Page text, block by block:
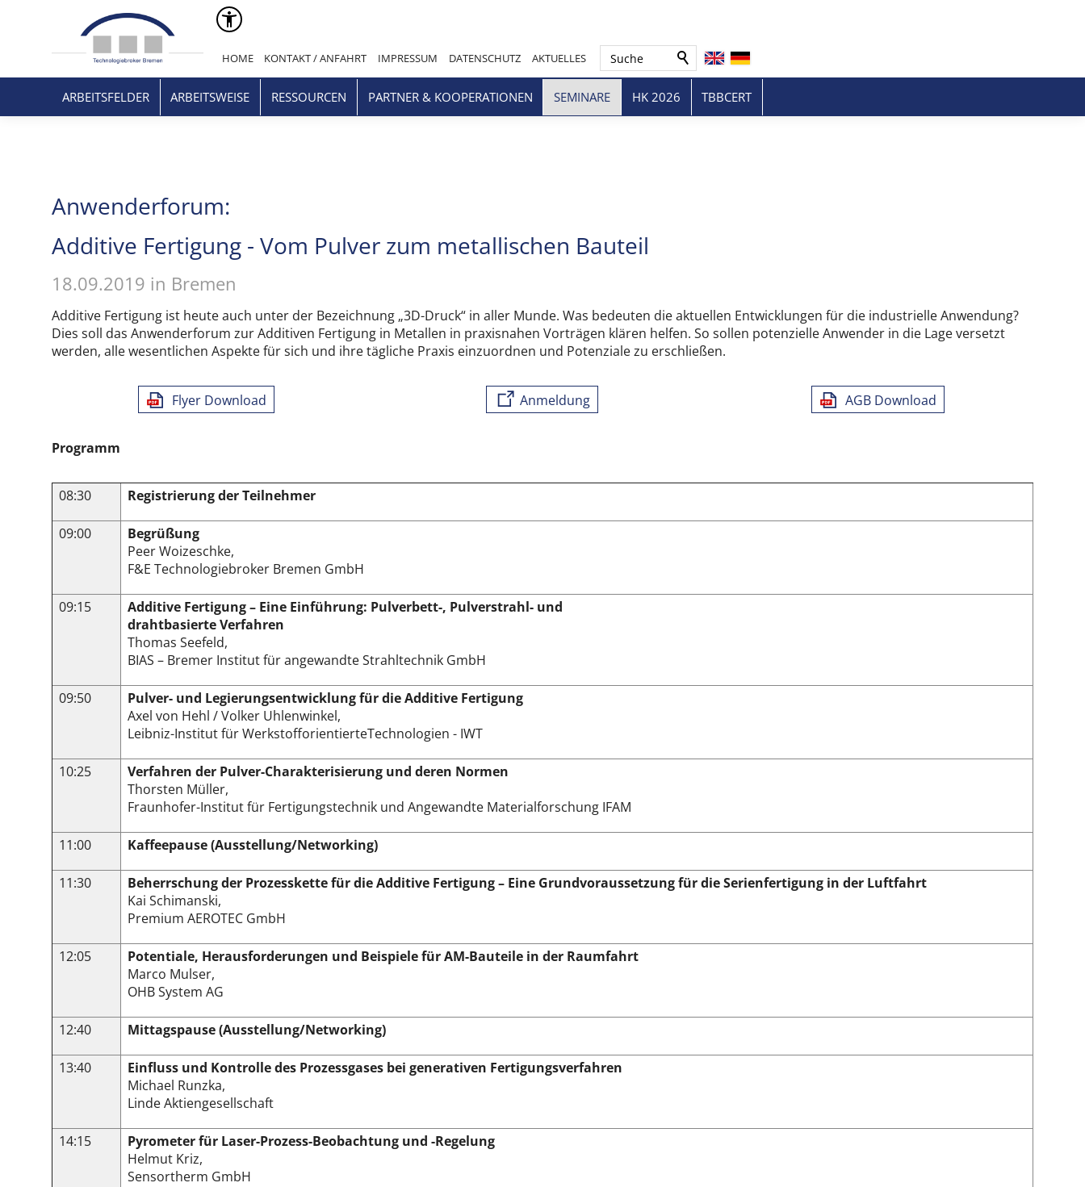
HOME KONTAKT / ANFAHRT IMPRESSUM DATENSCHUTZ AKTUELLES Suche
ARBEITSFELDER ARBEITSWEISE RESSOURCEN PARTNER & KOOPERATIONEN SEMINARE HK 2026 TBBCERT
Anwenderforum:
Additive Fertigung - Vom Pulver zum metallischen Bauteil
18.09.2019 in Bremen
Additive Fertigung ist heute auch unter der Bezeichnung „3D-Druck“ in aller Munde. Was bedeuten die aktuellen Entwicklungen für die industrielle Anwendung?
Dies soll das Anwenderforum zur Additiven Fertigung in Metallen in praxisnahen Vorträgen klären helfen. So sollen potenzielle Anwender in die Lage versetzt
werden, alle wesentlichen Aspekte für sich und ihre tägliche Praxis einzuordnen und Potenziale zu erschließen.
Flyer Download Anmeldung AGB Download
Programm
08:30 Registrierung der Teilnehmer
09:00
Begrüßung
Peer Woizeschke,
F&E Technologiebroker Bremen GmbH
09:15
Additive Fertigung – Eine Einführung: Pulverbett-, Pulverstrahl- und
drahtbasierte Verfahren
Thomas Seefeld,
BIAS – Bremer Institut für angewandte Strahltechnik GmbH
09:50
Pulver- und Legierungsentwicklung für die Additive Fertigung
Axel von Hehl / Volker Uhlenwinkel,
Leibniz-Institut für WerkstofforientierteTechnologien - IWT
10:25
Verfahren der Pulver-Charakterisierung und deren Normen
Thorsten Müller,
Fraunhofer-Institut für Fertigungstechnik und Angewandte Materialforschung IFAM
11:00 Kaffeepause (Ausstellung/Networking)
11:30
Beherrschung der Prozesskette für die Additive Fertigung – Eine Grundvoraussetzung für die Serienfertigung in der Luftfahrt
Kai Schimanski,
Premium AEROTEC GmbH
12:05
Potentiale, Herausforderungen und Beispiele für AM-Bauteile in der Raumfahrt
Marco Mulser,
OHB System AG
12:40 Mittagspause (Ausstellung/Networking)
13:40
Einfluss und Kontrolle des Prozessgases bei generativen Fertigungsverfahren
Michael Runzka,
Linde Aktiengesellschaft
14:15
Pyrometer für Laser-Prozess-Beobachtung und -Regelung
Helmut Kriz,
Sensortherm GmbH